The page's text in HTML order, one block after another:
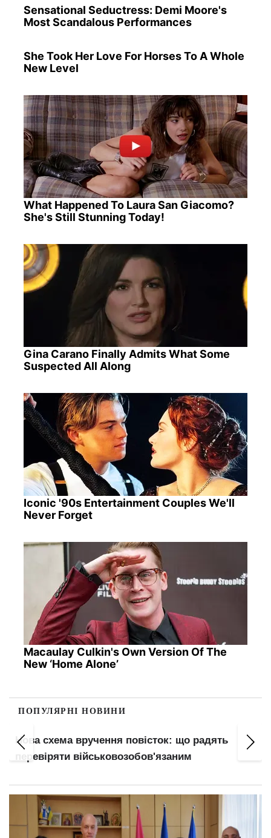
Sensational Seductress: Demi Moore's
Most Scandalous Performances
She Took Her Love For Horses To A Whole
New Level
What Happened To Laura San Giacomo?
She's Still Stunning Today!
Gina Carano Finally Admits What Some
Suspected All Along
Iconic '90s Entertainment Couples We'll
Never Forget
Macaulay Culkin's Own Version Of The
New ‘Home Alone’
ПОПУЛЯРНІ НОВИНИ
Нова схема вручення повісток: що радять
перевіряти військовозобов'язаним